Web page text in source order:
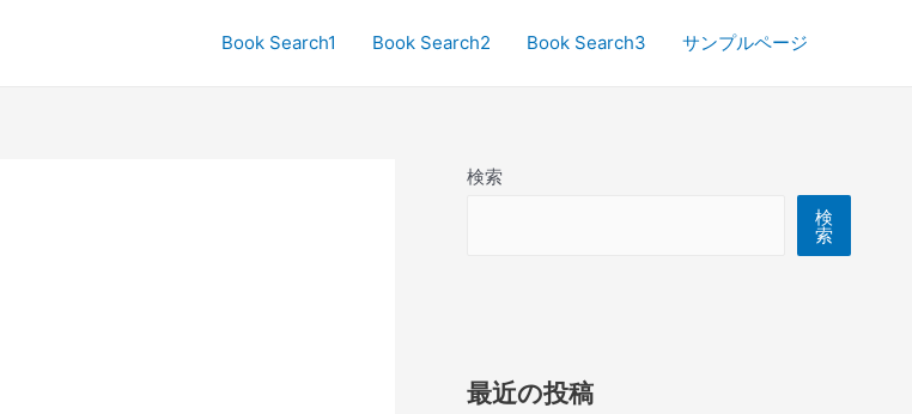
Book Search1 Book Search2 Book Search3 サンプルページ
検索
検
索
最近の投稿